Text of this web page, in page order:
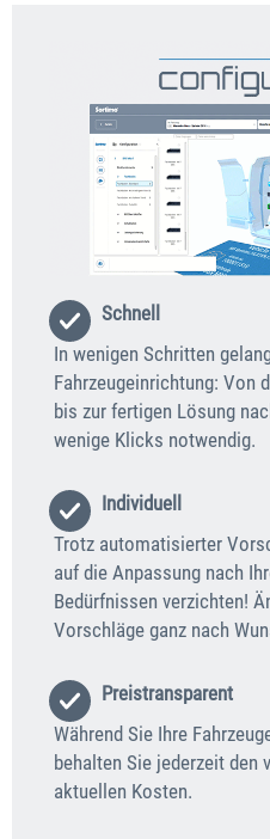
Schnell
In wenigen Schritten
Fahrzeugeinrichtung: Von
bis zur fertigen Lösung
wenige Klicks notwendig.
Individuell
Trotz automatisierter
auf die Anpassung nach
Bedürfnissen verzichten!
Vorschläge ganz nach
Preistransparent
Während Sie Ihre
behalten Sie jederzeit den
aktuellen Kosten.